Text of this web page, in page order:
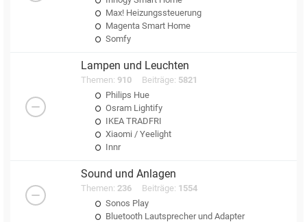
Max! Heizungssteuerung
Magenta Smart Home
Somfy
Lampen und Leuchten
Themen: 910 Beiträge: 5821
Philips Hue
Osram Lightify
IKEA TRADFRI
Xiaomi / Yeelight
Innr
Sound und Anlagen
Themen: 236 Beiträge: 1554
Sonos Play
Bluetooth Lautsprecher und Adapter